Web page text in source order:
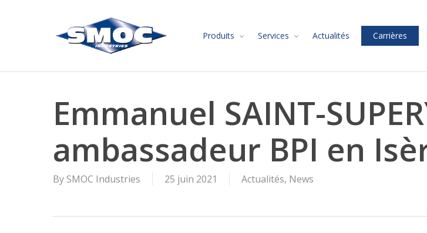
Produits Services Actualités Carrières
Emmanuel SAINT-
ambassadeur BPI en
By SMOC Industries 25 juin 2021 Actualités, News